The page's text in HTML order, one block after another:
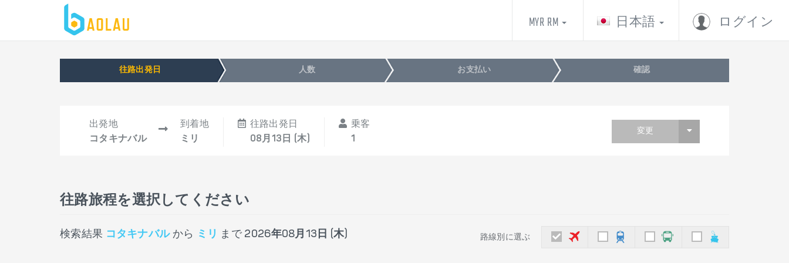
ログイン
日本語
MYR RM
往路出発日 人数 お支払い 確認
出発地
コタキナバル
到着地
ミリ
往路出発日
08月13日 (木)
乗客
1
変更
往路旅程を選択してください
検索結果 コタキナバルから ミリ まで 2026年08月13日 (木) 路線別に選ぶ